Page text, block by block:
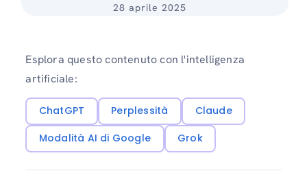
28 aprile 2025
Esplora questo contenuto con l'intelligenza
artificiale:
ChatGPT Perplessità
Claude
Modalità AI di Google
Grok